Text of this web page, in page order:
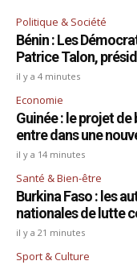
Politique & Société
Bénin : Les
Patrice Talon,
il y a 4 minutes
Economie
Guinée : le projet
entre dans une
il y a 14 minutes
Santé & Bien-être
Burkina Faso : les
nationales de lutte
il y a 21 minutes
Sport & Culture